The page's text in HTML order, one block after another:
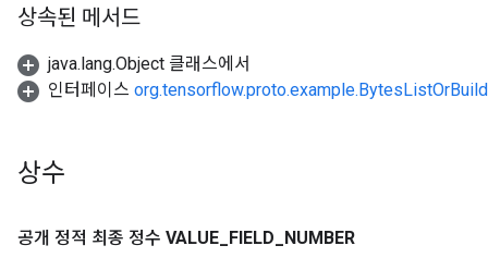
상속된 메서드
java.lang.Object 클래스에서
인터페이스
상수
공개 정적 최종 정수 VALUE FIELD NUMBER